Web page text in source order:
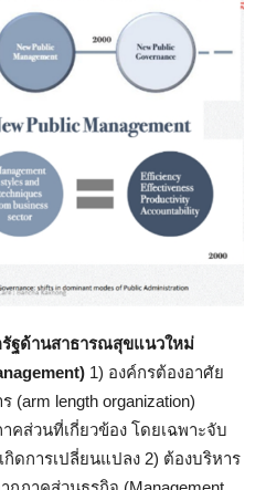
ฐด้านสาธารณสุขแนวใหม่
1) องค์กรต้องอาศัย
(arm length organization)
ส่วนที่เกี่ยวข้อง โดยเฉพาะจับ
ดการเปลี่ยนแปลง 2) ต้องบริหาร